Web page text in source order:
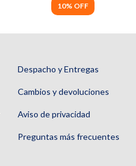
10% OFF
Despacho y Entregas
Cambios y devoluciones
Aviso de privacidad
Preguntas más frecuentes